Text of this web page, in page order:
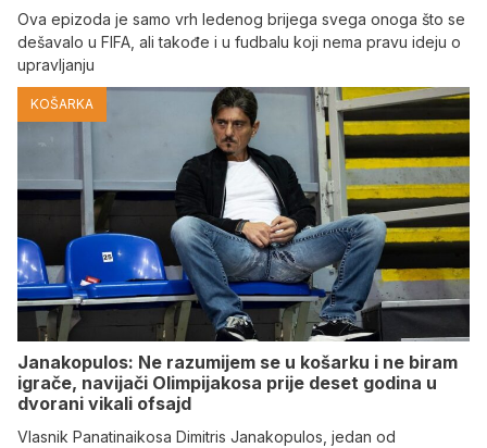
Ova epizoda je samo vrh ledenog brijega svega onoga što se
dešavalo u FIFA, ali takođe i u fudbalu koji nema pravu ideju o
upravljanju
KOŠARKA
Janakopulos: Ne razumijem se u košarku i ne biram
igrače, navijači Olimpijakosa prije deset godina u
dvorani vikali ofsajd
Vlasnik Panatinaikosa Dimitris Janakopulos, jedan od